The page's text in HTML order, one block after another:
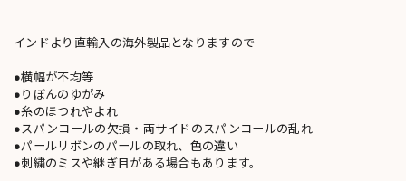
インドより直輸入の海外製品となりますので
●横幅が不均等
●りぼんのゆがみ
●糸のほつれやよれ
●スパンコールの欠損・両サイドのスパンコールの乱れ
●パールリボンのパールの取れ、色の違い
●刺繍のミスや継ぎ目がある場合もあります。